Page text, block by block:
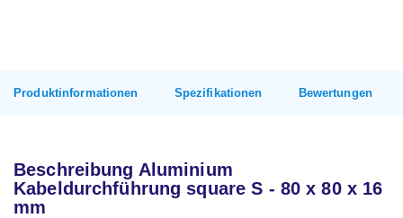
Produktinformationen Spezifikationen Bewertungen
Beschreibung Aluminium
Kabeldurchführung square S - 80 x 80 x 16
mm